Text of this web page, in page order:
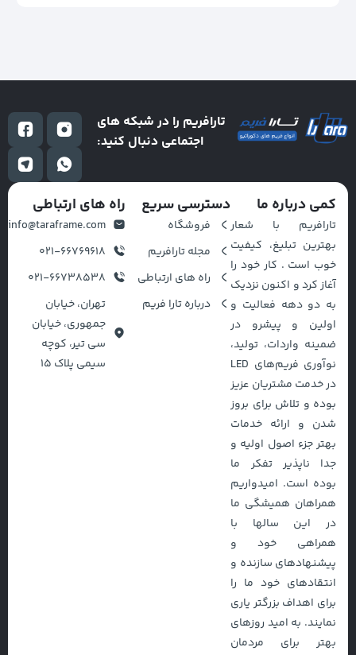
تارافریم را در شبکه های
اجتماعی دنبال کنید:
کمی درباره ما
تارافریم با شعار
بهترین تبلیغ، کیفیت
خوب است . کار خود را
آغاز کرد و اکنون نزدیک
به دو دهه فعالیت و
اولین و پیشرو در
ضمینه واردات، تولید،
نوآوری فریم‌های LED
در خدمت مشتریان عزیز
بوده و تلاش برای بروز
شدن و ارائه خدمات
بهتر جزء اصول اولیه و
جدا ناپذیر تفکر ما
بوده است. امیدواریم
همراهان همیشگی ما
در این سالها با
همراهی خود و
پیشنهادهای سازنده و
انتقادهای خود ما را
برای اهداف بزرگتر یاری
نمایند. به امید روزهای
بهتر برای مردمان
دسترسی سریع
فروشگاه
مجله تارافریم
راه های ارتباطی
درباره تارا فریم
راه های ارتباطی
info@taraframe.com
021-66769618
021-66738538
تهران، خیابان
جمهوری، خیابان
سی تیر، کوچه
سیمی پلاک ۱۵